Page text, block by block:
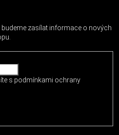
zasílat informace o nových
s podmínkami ochrany